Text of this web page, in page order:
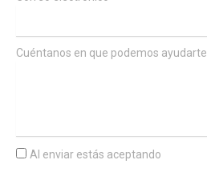
Cuéntanos en que podemos ayudarte
Al enviar estás aceptando